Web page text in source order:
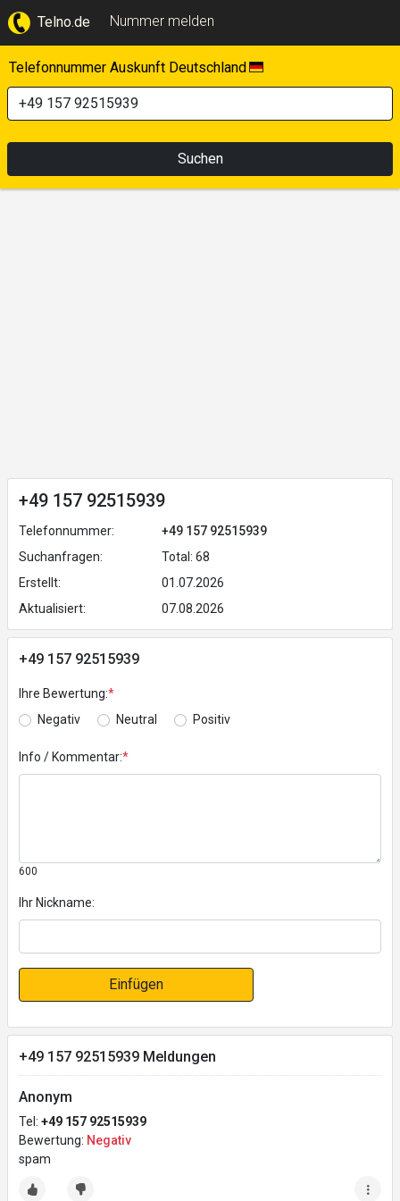
Telno.de Nummer melden
Telefonnummer Auskunft Deutschland
Suchen
+49 157 92515939
Telefonnummer:
+49 157 92515939
Suchanfragen:
Total: 68
Erstellt:
01.07.2026
Aktualisiert:
07.08.2026
+49 157 92515939
Ihre Bewertung:*
Negativ
Neutral Positiv
Info / Kommentar:*
600
Ihr Nickname:
Einfügen
+49 157 92515939 Meldungen
Anonym
Tel: +49 157 92515939
Bewertung: Negativ
spam